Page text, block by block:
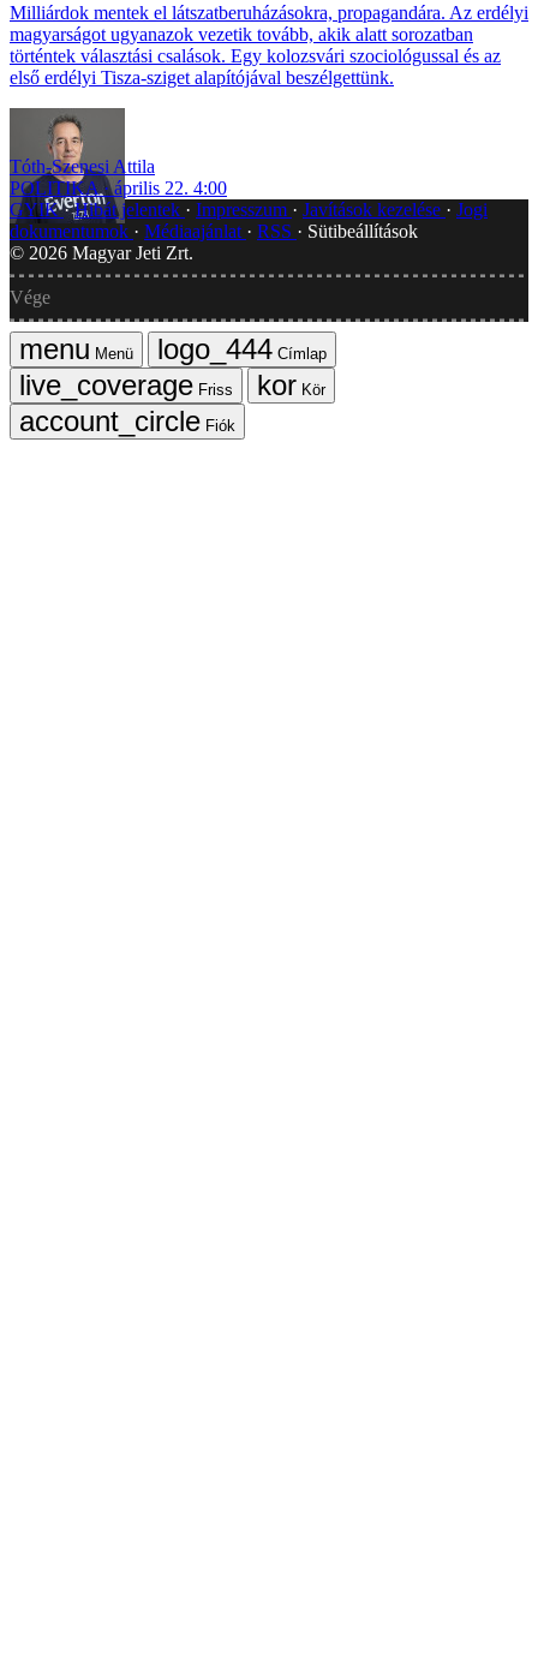
Milliárdok mentek el látszatberuházásokra, propagandára. Az erdélyi
magyarságot ugyanazok vezetik tovább, akik alatt sorozatban
történtek választási csalások. Egy kolozsvári szociológussal és az
első erdélyi Tisza-sziget alapítójával beszélgettünk.
Tóth-Szenesi Attila
POLITIKA
április 22. 4:00
GYIK Hibát jelentek Impresszum Javítások kezelése
Jogi
dokumentumok
Médiaajánlat RSS
Sütibeállítások
© 2026 Magyar Jeti Zrt.
Vége
Menü
Címlap
Friss
Kör
Fiók